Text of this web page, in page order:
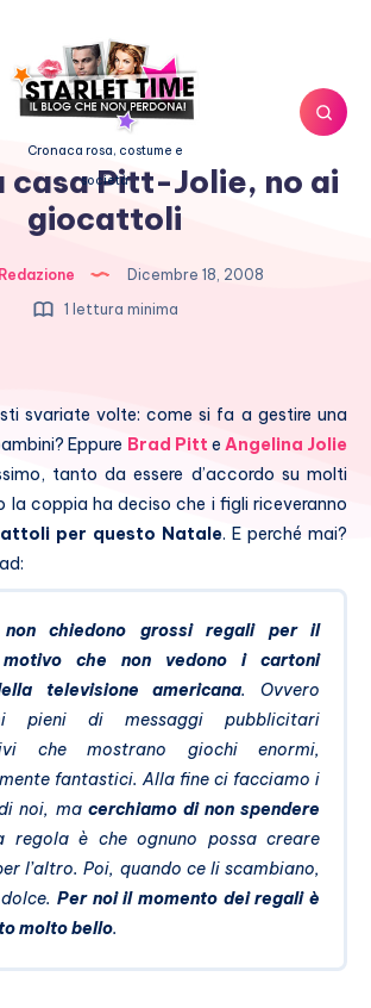
Cronaca rosa, costume e
società
casa Pitt-Jolie, no ai
giocattoli
Redazione
Dicembre 18, 2008
1 lettura minima
svariate volte: come si fa a gestire una
Eppure Brad Pitt e Angelina Jolie
tanto da essere d’accordo su molti
la coppia ha deciso che i figli riceveranno
per questo Natale. E perché mai?
chiedono grossi regali per il
motivo che non vedono i cartoni
televisione americana. Ovvero
pieni di messaggi pubblicitari
che mostrano giochi enormi,
fantastici. Alla fine ci facciamo i
noi, ma cerchiamo di non spendere
regola è che ognuno possa creare
l’altro. Poi, quando ce li scambiano,
Per noi il momento dei regali è
molto bello.